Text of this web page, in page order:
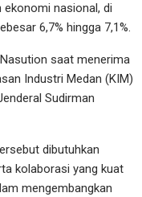
nasional, di
6,7% hingga 7,1%.
saat menerima
Industri Medan (KIM)
Sudirman
dibutuhkan
kolaborasi yang kuat
mengembangkan